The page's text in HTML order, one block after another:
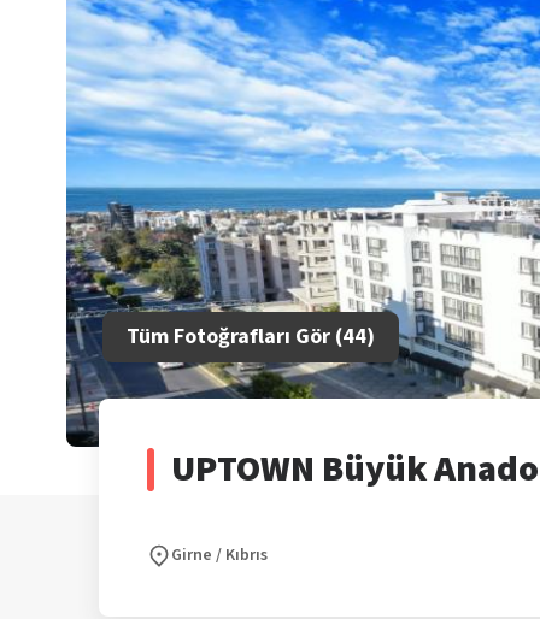
Tüm Fotoğrafları Gör (44)
UPTOWN Büyük
Girne / Kıbrıs